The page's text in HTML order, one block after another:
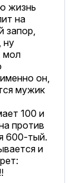
жизнь
на
запор,
ну
мол
он,
мужик
100 и
против
600-тый.
и